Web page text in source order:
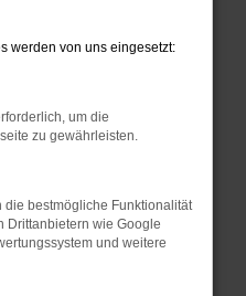
verhindern.
anderen Browser
vorübergehende
und dein
neuesten Stand sind.
werden von uns eingesetzt:
um die
zu gewährleisten.
die bestmögliche Funktionalität
Drittanbietern wie Google
und weitere